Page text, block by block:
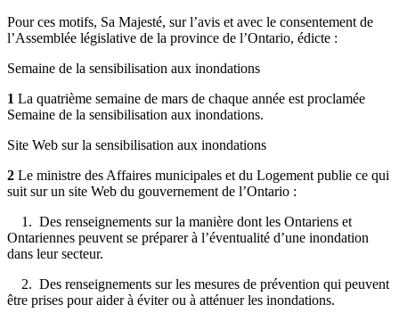
Pour ces motifs, Sa Majesté, sur l’avis et avec le consentement de
l’Assemblée législative de la province de l’Ontario, édicte :
Semaine de la sensibilisation aux inondations
1 La quatrième semaine de mars de chaque année est proclamée
Semaine de la sensibilisation aux inondations.
Site Web sur la sensibilisation aux inondations
2 Le ministre des Affaires municipales et du Logement publie ce qui
suit sur un site Web du gouvernement de l’Ontario :
1. Des renseignements sur la manière dont les Ontariens et
Ontariennes peuvent se préparer à l’éventualité d’une inondation
dans leur secteur.
2. Des renseignements sur les mesures de prévention qui peuvent
être prises pour aider à éviter ou à atténuer les inondations.